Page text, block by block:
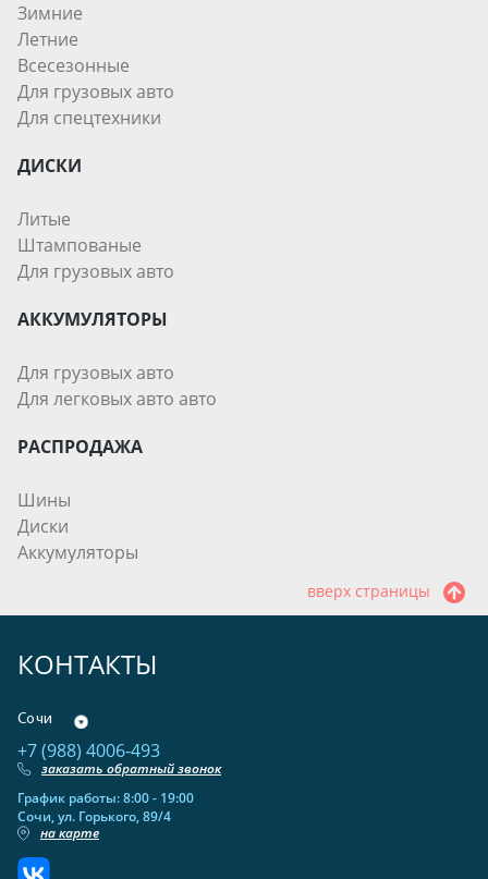
Зимние
Летние
Всесезонные
Для грузовых авто
Для спецтехники
ДИСКИ
Литые
Штампованые
Для грузовых авто
АККУМУЛЯТОРЫ
Для грузовых авто
Для легковых авто авто
РАСПРОДАЖА
Шины
Диски
Аккумуляторы
вверх страницы
КОНТАКТЫ
Сочи
+7 (988) 4006-493
заказать обратный звонок
График работы: 8:00 - 19:00
Сочи, ул. Горького, 89/4
на карте